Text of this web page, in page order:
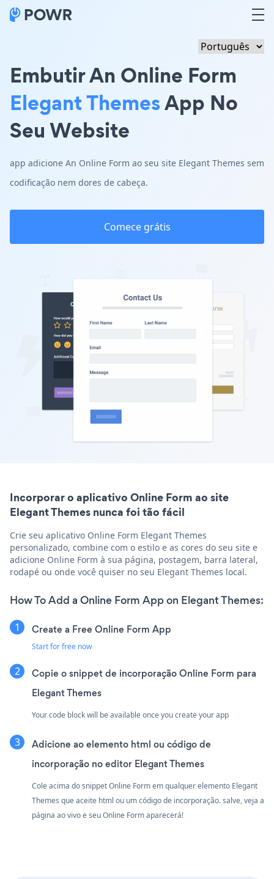
Embutir An Online Form
Elegant ThemesApp No
Seu Website
app adicione An Online Form ao seu site Elegant Themes sem
codificação nem dores de cabeça.
Comece grátis
Incorporar o aplicativo Online Form ao site
Elegant Themes nunca foi tão fácil
Crie seu aplicativo Online Form Elegant Themes
personalizado, combine com o estilo e as cores do seu site e
adicione Online Form à sua página, postagem, barra lateral,
rodapé ou onde você quiser no seu Elegant Themes local.
How To Add a Online Form App on Elegant Themes:
Create a Free Online Form App
Start for free now
Copie o snippet de incorporação Online Form para
Elegant Themes
Your code block will be available once you create your app
Adicione ao elemento html ou código de
incorporação no editor Elegant Themes
Cole acima do snippet Online Form em qualquer elemento Elegant
Themes que aceite html ou um código de incorporação. salve, veja a
página ao vivo e seu Online Form aparecerá!